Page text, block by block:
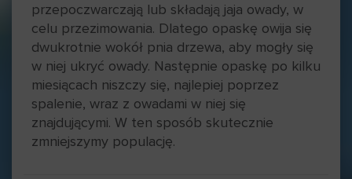
przepoczwarczają lub składają jaja owady, w
celu przezimowania. Dlatego opaskę owija się
dwukrotnie wokół pnia drzewa, aby mogły się
w niej ukryć owady. Następnie opaskę po kilku
miesiącach niszczy się, najlepiej poprzez
spalenie, wraz z owadami w niej się
znajdującymi. W ten sposób skutecznie
zmniejszymy populację.